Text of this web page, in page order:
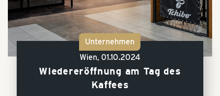
Unternehmen
Wien, 01.10.2024
Wiedereröffnung am Tag des
Kaffees